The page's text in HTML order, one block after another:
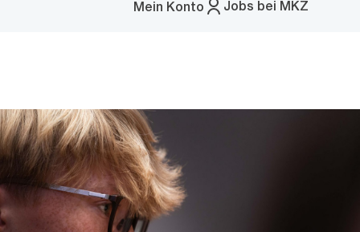
Jobs bei MKZ
Mein Konto
Menü